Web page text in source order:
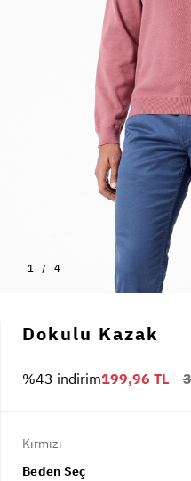
1 / 4
Dokulu Kazak
%43 indirim199,96 TL
Kırmızı
Beden Seç